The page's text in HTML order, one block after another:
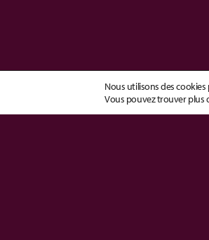
Nous utilisons des
Vous pouvez trouver plus